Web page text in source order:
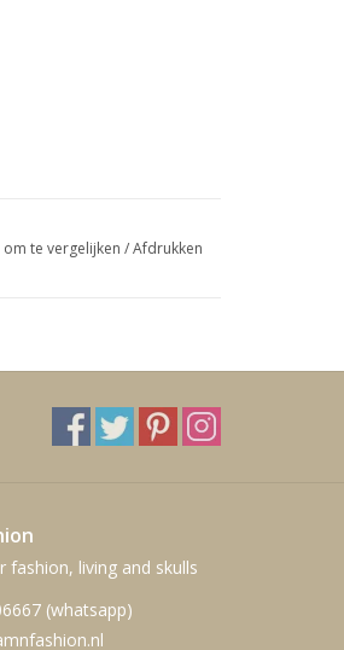
te vergelijken /Afdrukken
fashion, living and skulls
(whatsapp)